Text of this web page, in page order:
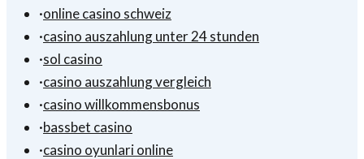
·online casino schweiz
·casino auszahlung unter 24 stunden
·sol casino
·casino auszahlung vergleich
·casino willkommensbonus
·bassbet casino
·casino oyunlari online